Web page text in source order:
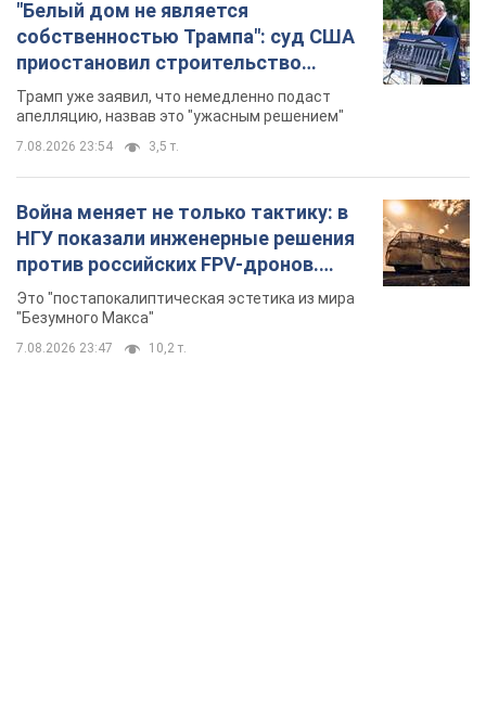
"Белый дом не является
собственностью Трампа": суд США
приостановил строительство
бального зала стоимостью 400 млн
долларов
Трамп уже заявил, что немедленно подаст
апелляцию, назвав это "ужасным решением"
7.08.2026 23:54 3,5 т.
Война меняет не только тактику: в
НГУ показали инженерные решения
против российских FPV-дронов.
Фото
Это "постапокалиптическая эстетика из мира
"Безумного Макса"
7.08.2026 23:47 10,2 т.